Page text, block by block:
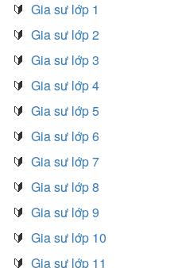
🔰 Gia sư lớp 1
🔰 Gia sư lớp 2
🔰 Gia sư lớp 3
🔰 Gia sư lớp 4
🔰 Gia sư lớp 5
🔰 Gia sư lớp 6
🔰 Gia sư lớp 7
🔰 Gia sư lớp 8
🔰 Gia sư lớp 9
🔰 Gia sư lớp 10
🔰 Gia sư lớp 11